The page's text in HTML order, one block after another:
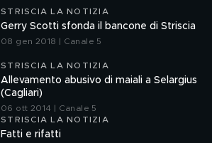
STRISCIA LA NOTIZIA
Gerry Scotti sfonda il bancone di Striscia
08 gen 2018 | Canale 5
STRISCIA LA NOTIZIA
Allevamento abusivo di maiali a Selargius
(Cagliari)
06 ott 2014 | Canale 5
STRISCIA LA NOTIZIA
Fatti e rifatti